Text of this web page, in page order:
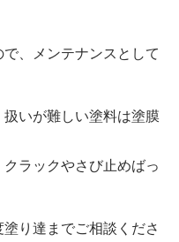
、メンテナンスとして
いが難しい塗料は塗膜
ラックやさび止めばっ
り達までご相談くださ